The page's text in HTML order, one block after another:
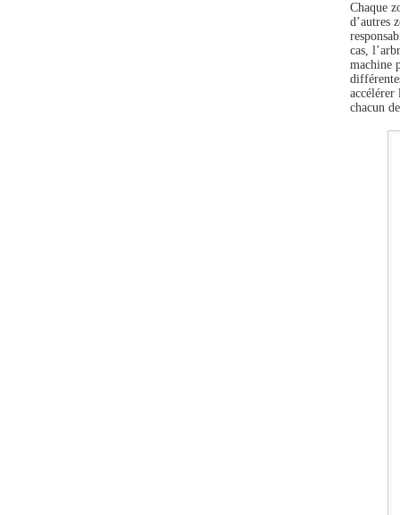
Chaque
d’autres
cas,
machine
accélérer
chacun